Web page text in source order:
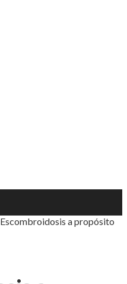
Escombroidosis a propósito